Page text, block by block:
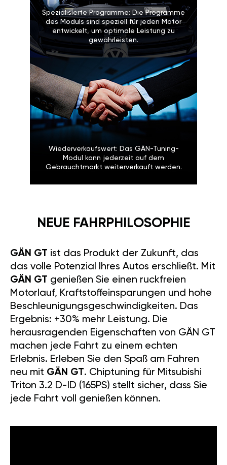
Spezialisierte Programme: Die Programme
des Moduls sind speziell für jeden Motor
entwickelt, um optimale Leistung zu
gewährleisten.
Wiederverkaufswert: Das GÄN-Tuning-
Modul kann jederzeit auf dem
Gebrauchtmarkt weiterverkauft werden.
NEUE FAHRPHILOSOPHIE
GÄN GT ist das Produkt der Zukunft, das
das volle Potenzial Ihres Autos erschließt. Mit
GÄN GT genießen Sie einen ruckfreien
Motorlauf, Kraftstoffeinsparungen und hohe
Beschleunigungsgeschwindigkeiten. Das
Ergebnis: +30% mehr Leistung. Die
herausragenden Eigenschaften von GÄN GT
machen jede Fahrt zu einem echten
Erlebnis. Erleben Sie den Spaß am Fahren
neu mit GÄN GT. Chiptuning für Mitsubishi
Triton 3.2 D-ID (165PS) stellt sicher, dass Sie
jede Fahrt voll genießen können.